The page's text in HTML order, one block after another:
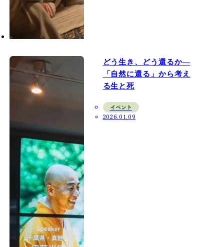
どう生き、どう還るか—
「自然に還る」から考え
る生と死
イベント
2026.01.09